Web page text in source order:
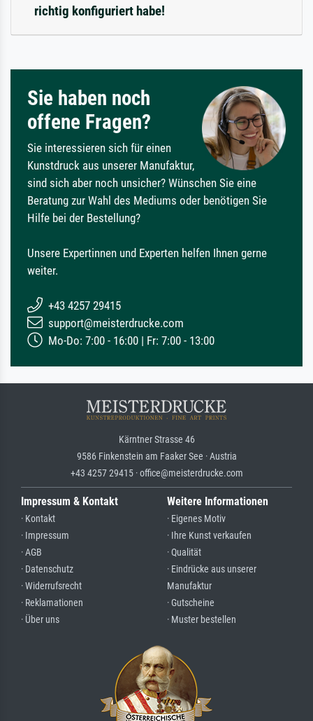
richtig konfiguriert habe!
Sie haben noch
offene Fragen?
Sie interessieren sich für einen
Kunstdruck aus unserer Manufaktur,
sind sich aber noch unsicher? Wünschen Sie eine
Beratung zur Wahl des Mediums oder benötigen Sie
Hilfe bei der Bestellung?
Unsere Expertinnen und Experten helfen Ihnen gerne
weiter.
+43 4257 29415
support@meisterdrucke.com
Mo-Do: 7:00 - 16:00 | Fr: 7:00 - 13:00
Kärntner Strasse 46
9586 Finkenstein am Faaker See · Austria
+43 4257 29415 · office@meisterdrucke.com
Impressum & Kontakt
· Kontakt
· Impressum
· AGB
· Datenschutz
· Widerrufsrecht
· Reklamationen
· Über uns
Weitere Informationen
· Eigenes Motiv
· Ihre Kunst verkaufen
· Qualität
· Eindrücke aus unserer
Manufaktur
· Gutscheine
· Muster bestellen